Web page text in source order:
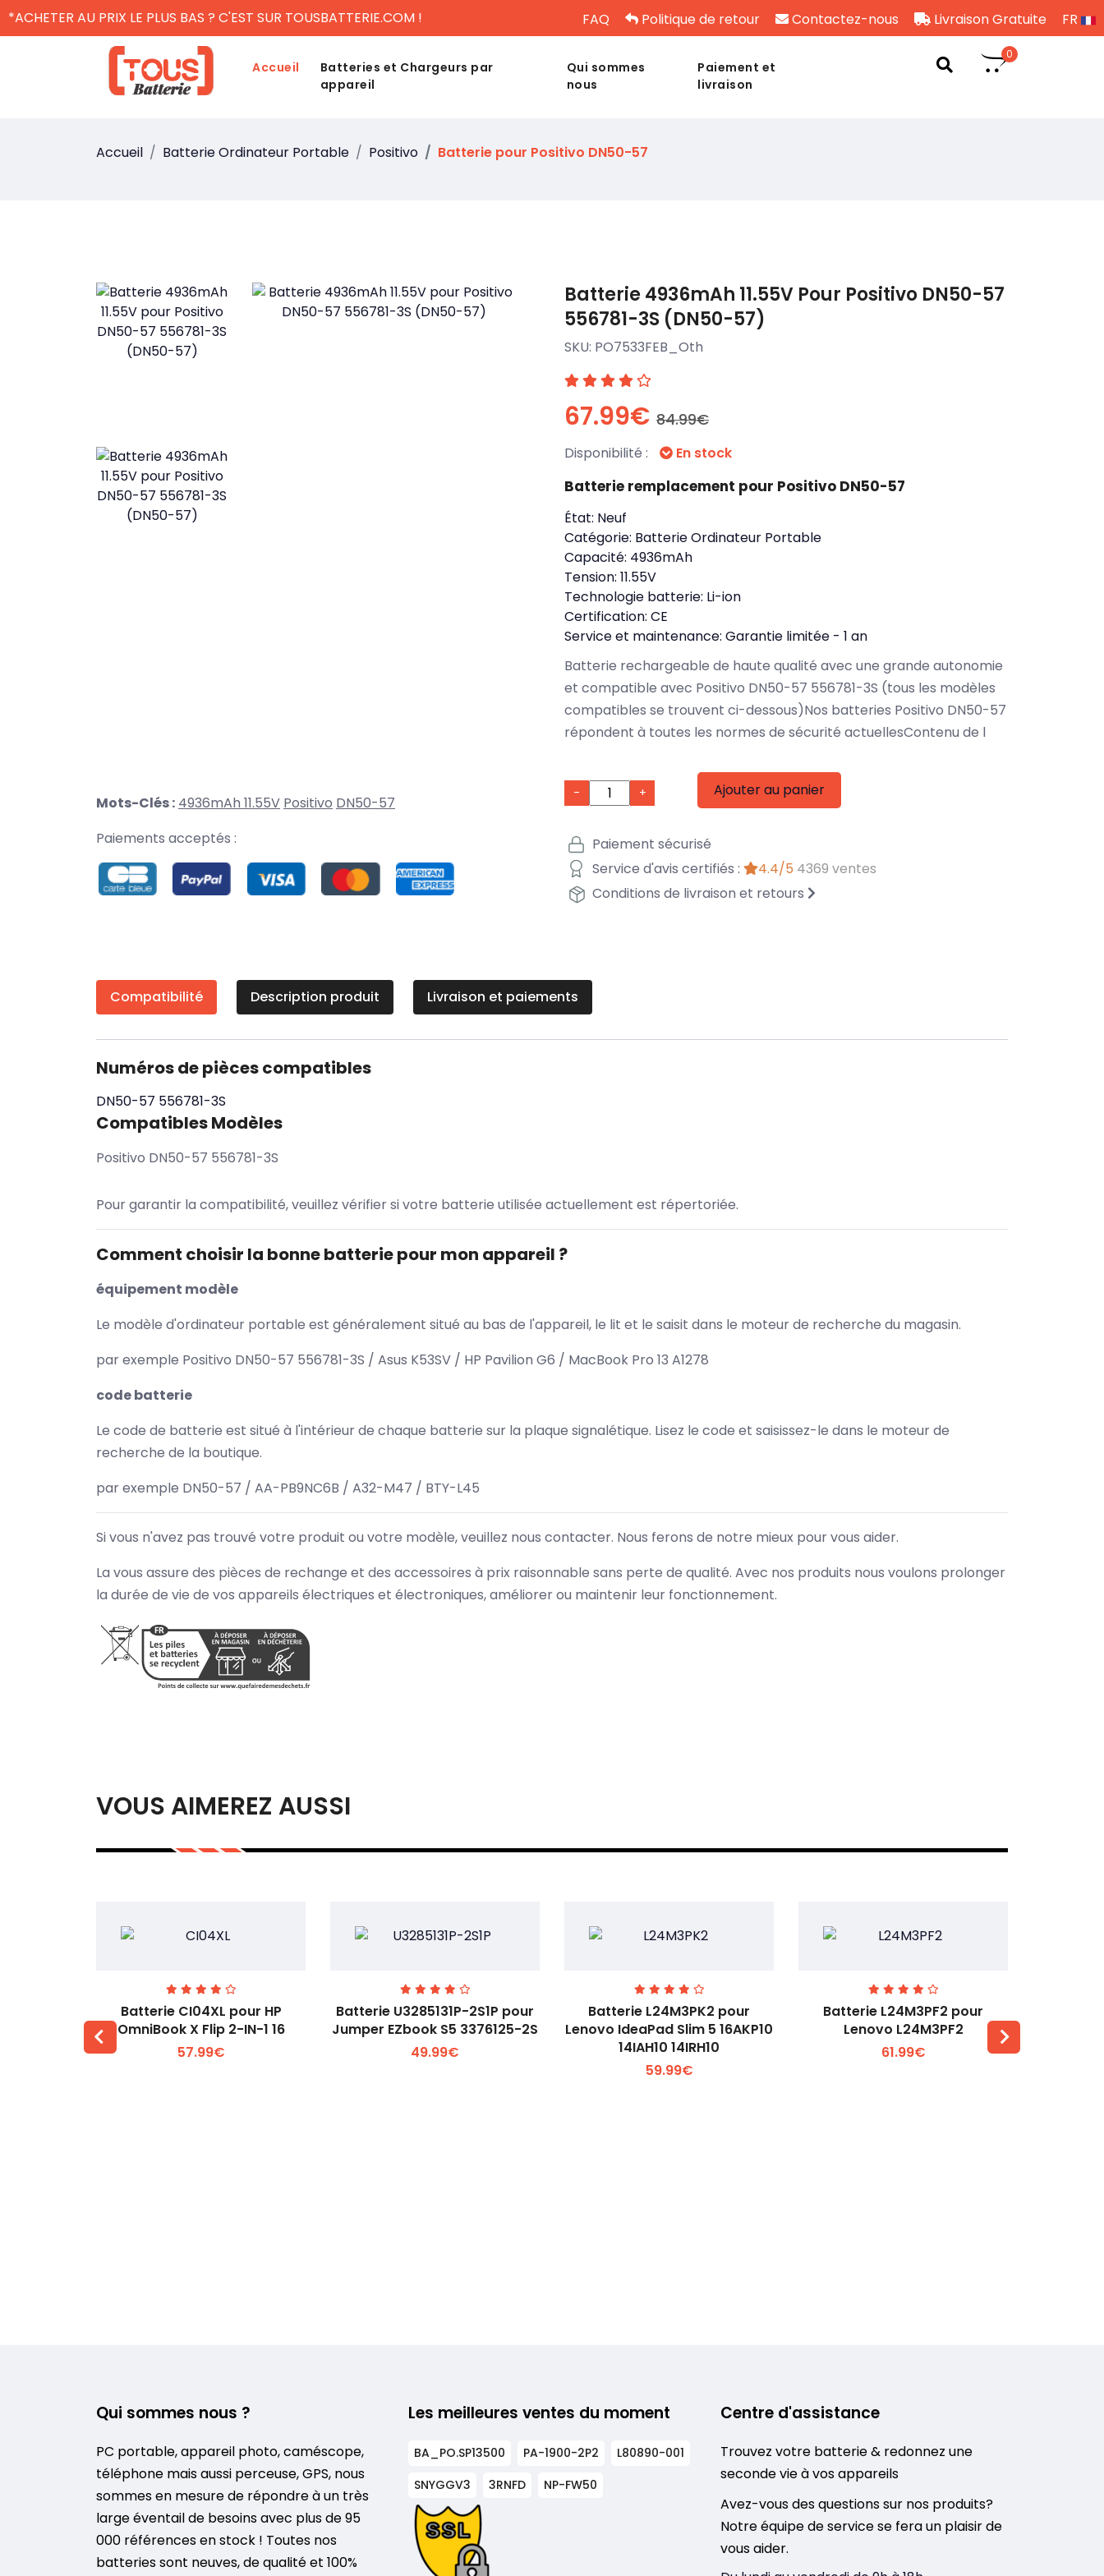
*ACHETER AU PRIX LE PLUS BAS ? C'EST SUR TOUSBATTERIE.COM ! FAQ Politique de retour Contactez-nous Livraison Gratuite FR
Accueil
Batteries et Chargeurs par
appareil
Qui sommes
nous
Paiement et
livraison
0
Accueil Batterie Ordinateur Portable Positivo Batterie pour Positivo DN50-57
Mots-Clés : 4936mAh 11.55V Positivo DN50-57
Paiements acceptés :
Batterie 4936mAh 11.55V Pour Positivo DN50-57
556781-3S (DN50-57)
SKU: PO7533FEB_Oth
67.99€ 84.99€
Disponibilité : En stock
Batterie remplacement pour Positivo DN50-57
État: Neuf
Catégorie: Batterie Ordinateur Portable
Capacité: 4936mAh
Tension: 11.55V
Technologie batterie: Li-ion
Certification: CE
Service et maintenance: Garantie limitée - 1 an
Batterie rechargeable de haute qualité avec une grande autonomie
et compatible avec Positivo DN50-57 556781-3S (tous les modèles
compatibles se trouvent ci-dessous)Nos batteries Positivo DN50-57
répondent à toutes les normes de sécurité actuellesContenu de l
- + Ajouter au panier
Paiement sécurisé
Service d'avis certifiés :
4.4/5 4369 ventes
Conditions de livraison et retours
Compatibilité Description produit Livraison et paiements
Numéros de pièces compatibles
DN50-57 556781-3S
Compatibles Modèles
Positivo DN50-57 556781-3S
Pour garantir la compatibilité, veuillez vérifier si votre batterie utilisée actuellement est répertoriée.
Comment choisir la bonne batterie pour mon appareil ?
équipement modèle
Le modèle d'ordinateur portable est généralement situé au bas de l'appareil, le lit et le saisit dans le moteur de recherche du magasin.
par exemple Positivo DN50-57 556781-3S / Asus K53SV / HP Pavilion G6 / MacBook Pro 13 A1278
code batterie
Le code de batterie est situé à l'intérieur de chaque batterie sur la plaque signalétique. Lisez le code et saisissez-le dans le moteur de
recherche de la boutique.
par exemple DN50-57 / AA-PB9NC6B / A32-M47 / BTY-L45
Si vous n'avez pas trouvé votre produit ou votre modèle, veuillez nous contacter. Nous ferons de notre mieux pour vous aider.
La vous assure des pièces de rechange et des accessoires à prix raisonnable sans perte de qualité. Avec nos produits nous voulons prolonger
la durée de vie de vos appareils électriques et électroniques, améliorer ou maintenir leur fonctionnement.
VOUS AIMEREZ AUSSI
Voir plus +
Batterie CI04XL pour HP
OmniBook X Flip 2-IN-1 16
57.99€
Voir plus +
Batterie U3285131P-2S1P pour
Jumper EZbook S5 3376125-2S
49.99€
Voir plus +
Batterie L24M3PK2 pour
Lenovo IdeaPad Slim 5 16AKP10
14IAH10 14IRH10
59.99€
Voir plus +
Batterie L24M3PF2 pour
Lenovo L24M3PF2
61.99€
Qui sommes nous ?
PC portable, appareil photo, caméscope,
téléphone mais aussi perceuse, GPS, nous
sommes en mesure de répondre à un très
large éventail de besoins avec plus de 95
000 références en stock ! Toutes nos
batteries sont neuves, de qualité et 100%
Les meilleures ventes du moment
BA_PO.SP13500 PA-1900-2P2
L80890-001
SNYGGV3
3RNFD NP-FW50
Centre d'assistance
Trouvez votre batterie & redonnez une
seconde vie à vos appareils
Avez-vous des questions sur nos produits?
Notre équipe de service se fera un plaisir de
vous aider.